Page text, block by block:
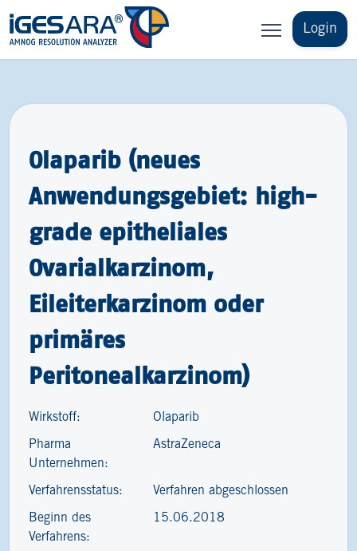
Login
Olaparib (neues
Anwendungsgebiet: high-
grade epitheliales
Ovarialkarzinom,
Eileiterkarzinom oder
primäres
Peritonealkarzinom)
Wirkstoff: Olaparib
Pharma
Unternehmen:
AstraZeneca
Verfahrensstatus: Verfahren abgeschlossen
Beginn des
Verfahrens:
15.06.2018